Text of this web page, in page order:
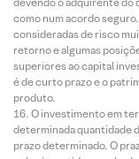
como num acordo
consideradas de risco
retorno e algumas
superiores ao capital
é de curto prazo e o
produto.
O investimento em
determinada quantidade
prazo determinado. O